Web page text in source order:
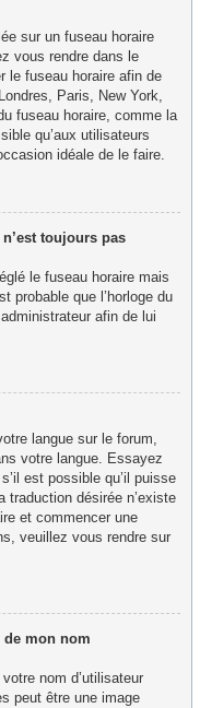
sur un fuseau horaire
vous rendre dans le
le fuseau horaire afin de
Paris, New York,
fuseau horaire, comme la
qu’aux utilisateurs
idéale de le faire.
toujours pas
le fuseau horaire mais
probable que l’horloge du
afin de lui
langue sur le forum,
votre langue. Essayez
est possible qu’il puisse
désirée n’existe
et commencer une
veuillez vous rendre sur
de mon nom
nom d’utilisateur
peut être une image